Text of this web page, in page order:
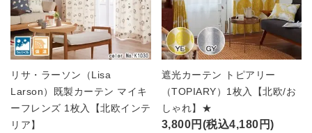
リサ・ラーソン（Lisa
Larson）既製カーテン マイキ
ーフレンズ 1枚入【北欧インテ
リア】
遮光カーテン トピアリー
（TOPIARY）1枚入【北欧/お
しゃれ】★
3,800円(税込4,180円)